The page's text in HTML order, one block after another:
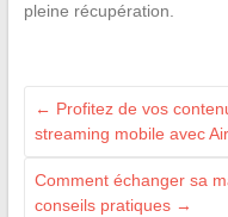
pleine récupération.
← Profitez de vos
streaming mobile avec
Comment échanger sa
conseils pratiques →